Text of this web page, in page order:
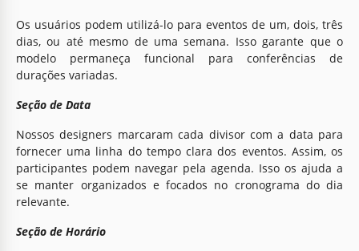
Os usuários podem utilizá-lo para eventos de um, dois, três
dias, ou até mesmo de uma semana. Isso garante que o
modelo permaneça funcional para conferências de
durações variadas.
Seção de Data
Nossos designers marcaram cada divisor com a data para
fornecer uma linha do tempo clara dos eventos. Assim, os
participantes podem navegar pela agenda. Isso os ajuda a
se manter organizados e focados no cronograma do dia
relevante.
Seção de Horário